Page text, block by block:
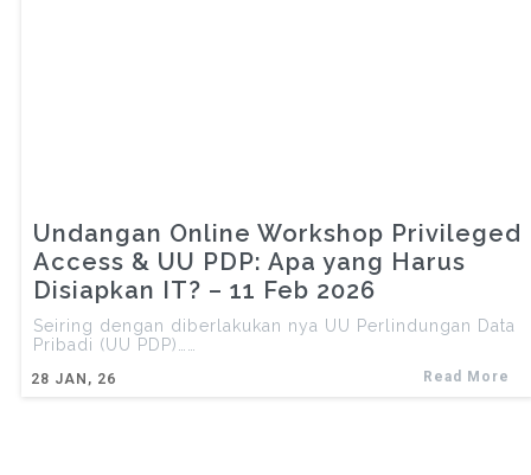
Undangan Online Workshop Privileged
Access & UU PDP: Apa yang Harus
Disiapkan IT? – 11 Feb 2026
28 JAN, 26
Seiring dengan diberlakukan nya UU Perlindungan Data
Pribadi (UU PDP)……
Read More